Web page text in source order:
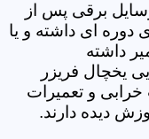
برقی پس از
دوره ای داشته و یا
داشته
یخچال فریزر
و تعمیرات
دیده دارند.